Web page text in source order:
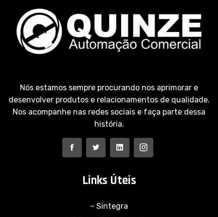
Nós estamos sempre procurando nos aprimorar e
desenvolver produtos e relacionamentos de qualidade.
Nos acompanhe nas redes sociais e faça parte dessa
história.
Links Úteis
– Sintegra